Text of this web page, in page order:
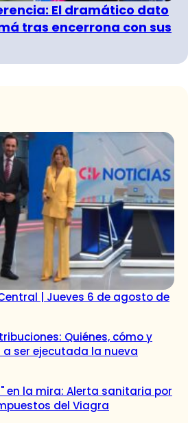
El dramático dato
tras encerrona con sus
| Jueves 6 de agosto de
Quiénes, cómo y
ser ejecutada la nueva
en la mira: Alerta sanitaria por
del Viagra